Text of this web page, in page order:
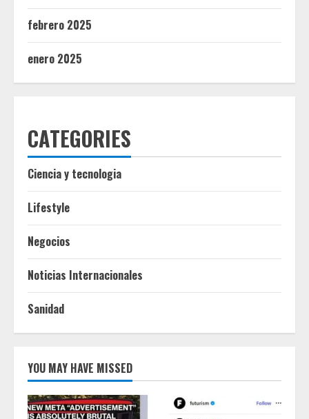
febrero 2025
enero 2025
CATEGORIES
Ciencia y tecnologia
Lifestyle
Negocios
Noticias Internacionales
Sanidad
YOU MAY HAVE MISSED